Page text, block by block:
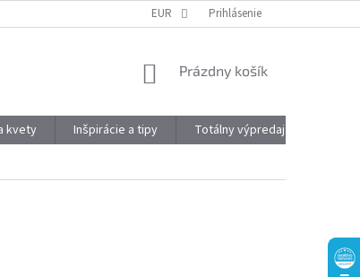
OBJEMOVÉ ZĽAVY VÝHODY REGISTRÁCIE
EUR Prihlásenie
NÁKUPNÝ
Prázdny košík
kvety Inšpirácie a tipy Totálny výpredaj